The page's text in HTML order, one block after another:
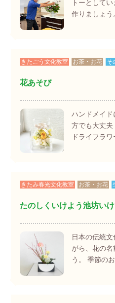
トーとして
作りましょう
きたごう文化教室 お茶・お花 そ
花あそび
ハンドメイ
方でも大丈夫
ドライフラ
きたみ春光文化教室 お茶・お花
たのしくいけよう池坊い
日本の伝統
がら、花の名
う。 季節の